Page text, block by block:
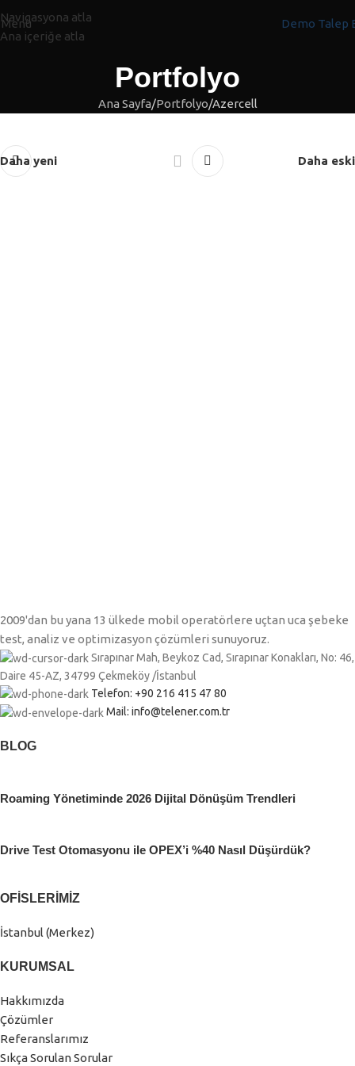
Navigasyona atla
Ana içeriğe atla
Menü Demo Talep
Portfolyo
Ana Sayfa Portfolyo Azercell
Daha yeni Daha eski
2009'dan bu yana 13 ülkede mobil operatörlere uçtan uca şebeke
test, analiz ve optimizasyon çözümleri sunuyoruz.
Sırapınar Mah, Beykoz Cad, Sırapınar Konakları, No: 46,
Daire 45-AZ, 34799 Çekmeköy /İstanbul
Telefon: +90 216 415 47 80
Mail: info@telener.com.tr
BLOG
Roaming Yönetiminde 2026 Dijital Dönüşüm Trendleri
Drive Test Otomasyonu ile OPEX’i %40 Nasıl Düşürdük?
OFISLERIMIZ
İstanbul (Merkez)
KURUMSAL
Hakkımızda
Çözümler
Referanslarımız
Sıkça Sorulan Sorular